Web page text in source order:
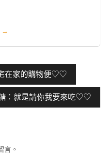
→
在家的購物便♡♡
：就是請你我要來吃♡♡
言。